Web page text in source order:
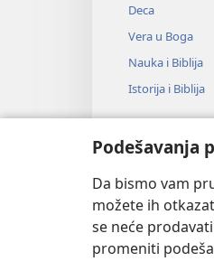
Podešavanja
Da bismo vam
možete ih
se neće
promeniti
Deca
Vera u Boga
Nauka i Biblija
Istorija i Biblija